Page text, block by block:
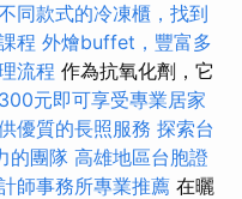
同款式的冷凍櫃，找到
程 外燴buffet，豐富多
流程 作為抗氧化劑，它
元即可享受專業居家
優質的長照服務 探索台
的團隊 高雄地區台胞證
師事務所專業推薦 在曬